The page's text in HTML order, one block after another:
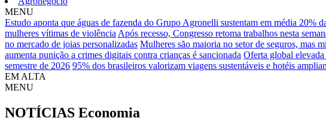
MENU
Estudo aponta que águas de fazenda do Grupo Agronelli sustentam em média 20%
mulheres vítimas de violência Após recesso, Congresso retoma trabalhos nesta
no mercado de joias personalizadas Mulheres são maioria no setor de seguros, mas
aumenta punição a crimes digitais contra crianças é sancionada Oferta global
semestre de 2026 95% dos brasileiros valorizam viagens sustentáveis e hotéis
EM ALTA
MENU
NOTÍCIAS Economia